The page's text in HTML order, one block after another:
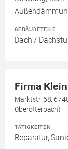
GEBÄUDETEILE
Dach /
Firma Klein
Marktstr. 68,
Oberotterbach)
TÄTIGKEITEN
Reparatur,